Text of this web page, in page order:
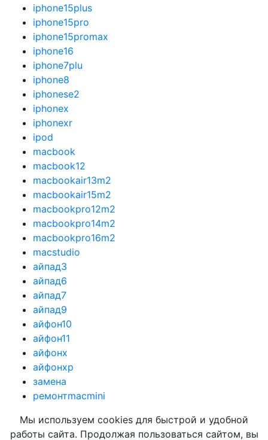
iphone15plus
iphone15pro
iphone15promax
iphone16
iphone7plu
iphone8
iphonese2
iphonex
iphonexr
ipod
macbook
macbook12
macbookair13m2
macbookair15m2
macbookpro12m2
macbookpro14m2
macbookpro16m2
macstudio
айпад3
айпад6
айпад7
айпад9
айфон10
айфон11
айфонx
айфонхр
замена
ремонтmacmini
Мы используем cookies для быстрой и удобной
работы сайта. Продолжая пользоваться сайтом, вы